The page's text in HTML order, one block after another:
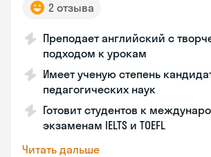
2 отзыва
Преподает английский с
подходом к урокам
Имеет ученую степень
педагогических наук
Готовит студентов к
экзаменам IELTS и TOEFL
Читать дальше